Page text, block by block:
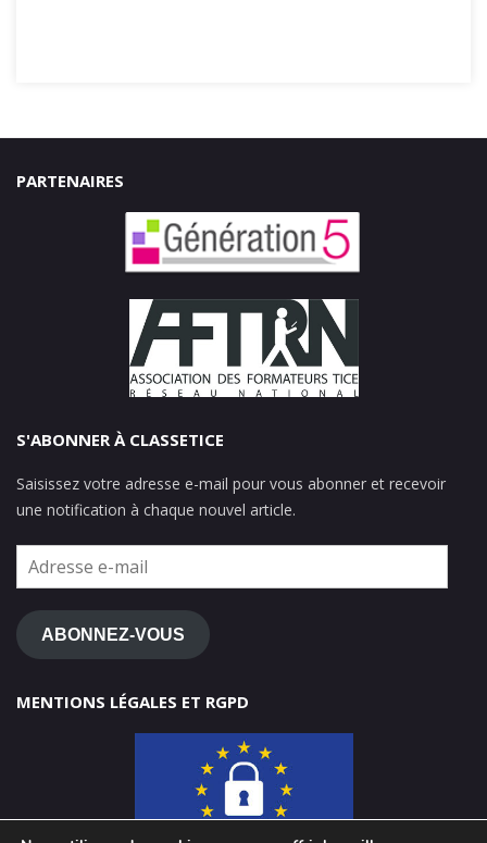
PARTENAIRES
S'ABONNER À CLASSETICE
Saisissez votre adresse e-mail pour vous abonner et recevoir
une notification à chaque nouvel article.
Adresse
e-
mail
ABONNEZ-VOUS
MENTIONS LÉGALES ET RGPD